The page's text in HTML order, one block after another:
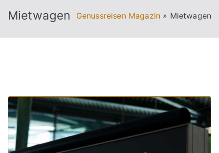
Mietwagen Genussreisen Magazin » Mietwagen